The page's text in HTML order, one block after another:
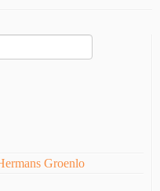
Groenlo